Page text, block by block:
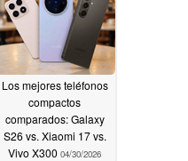
Los mejores teléfonos
compactos
comparados: Galaxy
S26 vs. Xiaomi 17 vs.
Vivo X300 04/30/2026